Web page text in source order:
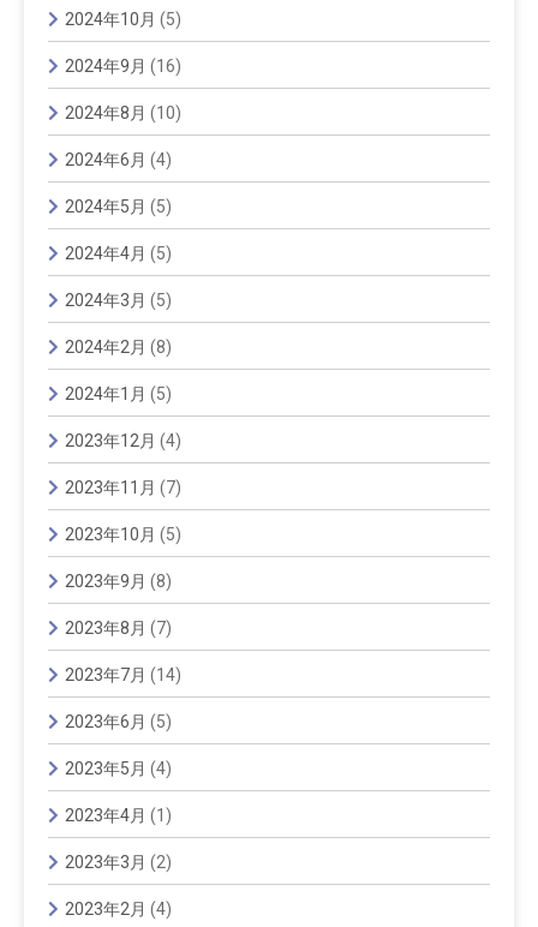
2024年10月 (5)
2024年9月 (16)
2024年8月 (10)
2024年6月 (4)
2024年5月 (5)
2024年4月 (5)
2024年3月 (5)
2024年2月 (8)
2024年1月 (5)
2023年12月 (4)
2023年11月 (7)
2023年10月 (5)
2023年9月 (8)
2023年8月 (7)
2023年7月 (14)
2023年6月 (5)
2023年5月 (4)
2023年4月 (1)
2023年3月 (2)
2023年2月 (4)